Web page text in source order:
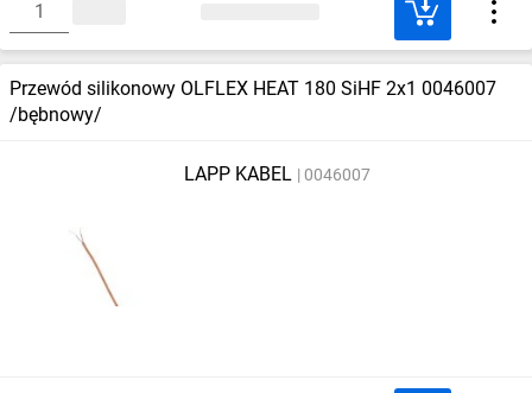
Przewód silikonowy OLFLEX HEAT 180 SiHF 2x1 0046007
/bębnowy/
LAPP KABEL 0046007